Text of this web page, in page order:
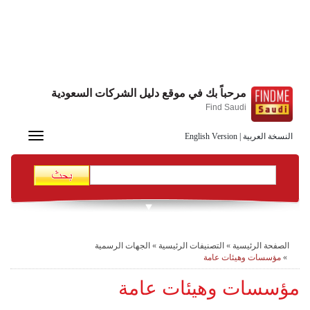
النسخة العربية English Version
مرحباً بك في موقع دليل الشركات السعودية
Find Saudi
Toggle
الصفحة الرئيسية » التصنيفات الرئيسية » الجهات الرسمية
» مؤسسات وهيئات عامة
مؤسسات وهيئات عامة